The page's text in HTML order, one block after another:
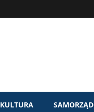
KULTURA SAMORZĄD